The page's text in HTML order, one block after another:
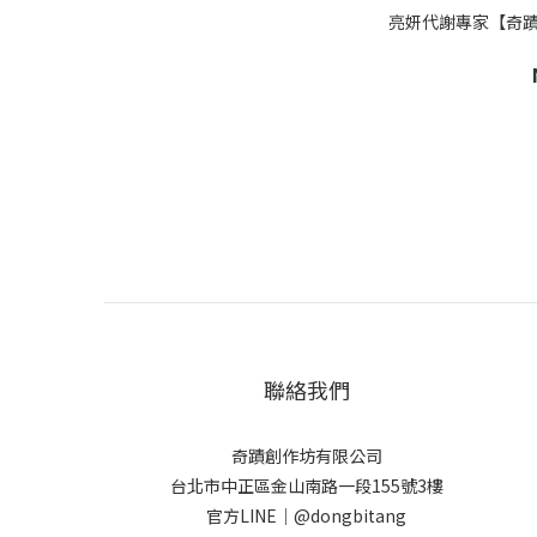
亮妍代謝專家【奇
聯絡我們
奇蹟創作坊有限公司
台北市中正區金山南路一段155號3樓
官方LINE｜@dongbitang